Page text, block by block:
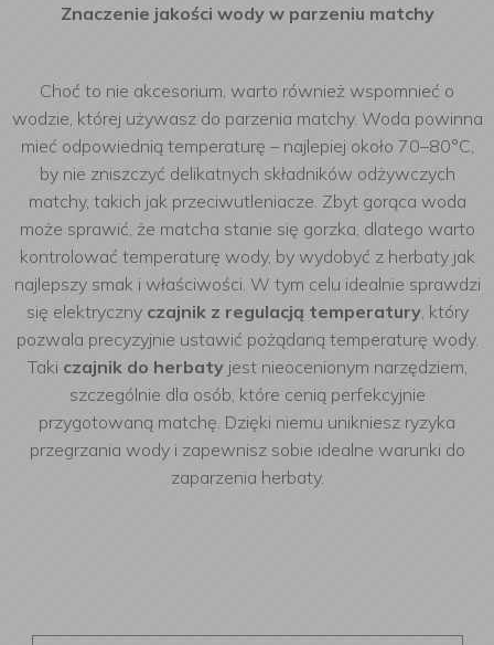
Znaczenie jakości wody w parzeniu matchy
Choć to nie akcesorium, warto również wspomnieć o
wodzie, której używasz do parzenia matchy. Woda powinna
mieć odpowiednią temperaturę – najlepiej około 70–80°C,
by nie zniszczyć delikatnych składników odżywczych
matchy, takich jak przeciwutleniacze. Zbyt gorąca woda
może sprawić, że matcha stanie się gorzka, dlatego warto
kontrolować temperaturę wody, by wydobyć z herbaty jak
najlepszy smak i właściwości. W tym celu idealnie sprawdzi
się elektryczny czajnik z regulacją temperatury, który
pozwala precyzyjnie ustawić pożądaną temperaturę wody.
Taki czajnik do herbaty jest nieocenionym narzędziem,
szczególnie dla osób, które cenią perfekcyjnie
przygotowaną matchę. Dzięki niemu unikniesz ryzyka
przegrzania wody i zapewnisz sobie idealne warunki do
zaparzenia herbaty.